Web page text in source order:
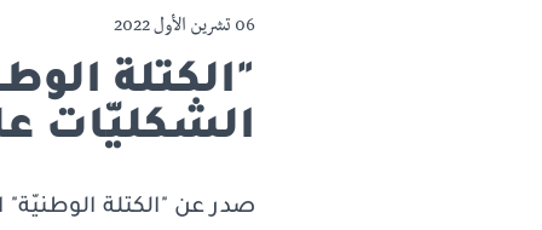
06 تشرين الأول 2022
"الكتلة
الشكليّات
صدر عن "الكتلة الوطنيّة"